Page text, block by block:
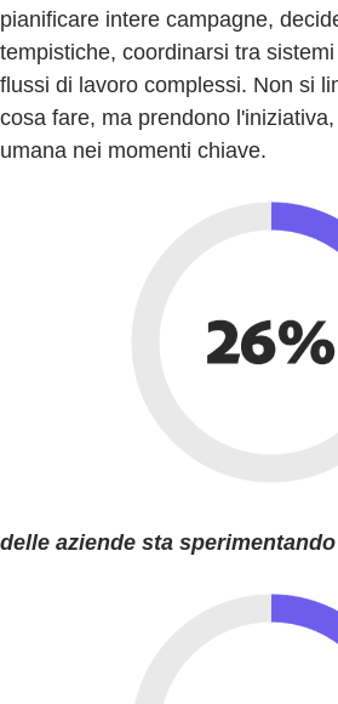
pianificare intere campagne,
tempistiche, coordinarsi tra
flussi di lavoro complessi. Non si
cosa fare, ma prendono
umana nei momenti chiave.
delle aziende sta